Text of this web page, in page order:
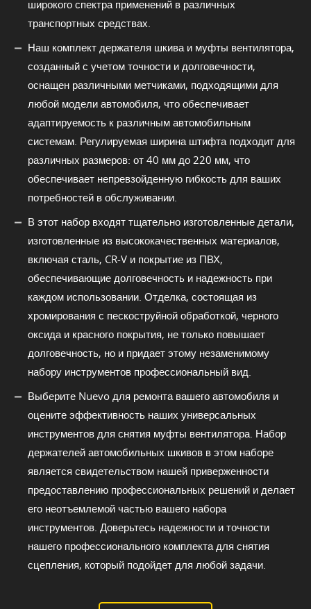
широкого спектра применений в различных
транспортных средствах.
Наш комплект держателя шкива и муфты вентилятора,
созданный с учетом точности и долговечности,
оснащен различными метчиками, подходящими для
любой модели автомобиля, что обеспечивает
адаптируемость к различным автомобильным
системам. Регулируемая ширина штифта подходит для
различных размеров: от 40 мм до 220 мм, что
обеспечивает непревзойденную гибкость для ваших
потребностей в обслуживании.
В этот набор входят тщательно изготовленные детали,
изготовленные из высококачественных материалов,
включая сталь, CR-V и покрытие из ПВХ,
обеспечивающие долговечность и надежность при
каждом использовании. Отделка, состоящая из
хромирования с пескоструйной обработкой, черного
оксида и красного покрытия, не только повышает
долговечность, но и придает этому незаменимому
набору инструментов профессиональный вид.
Выберите Nuevo для ремонта вашего автомобиля и
оцените эффективность наших универсальных
инструментов для снятия муфты вентилятора. Набор
держателей автомобильных шкивов в этом наборе
является свидетельством нашей приверженности
предоставлению профессиональных решений и делает
его неотъемлемой частью вашего набора
инструментов. Доверьтесь надежности и точности
нашего профессионального комплекта для снятия
сцепления, который подойдет для любой задачи.